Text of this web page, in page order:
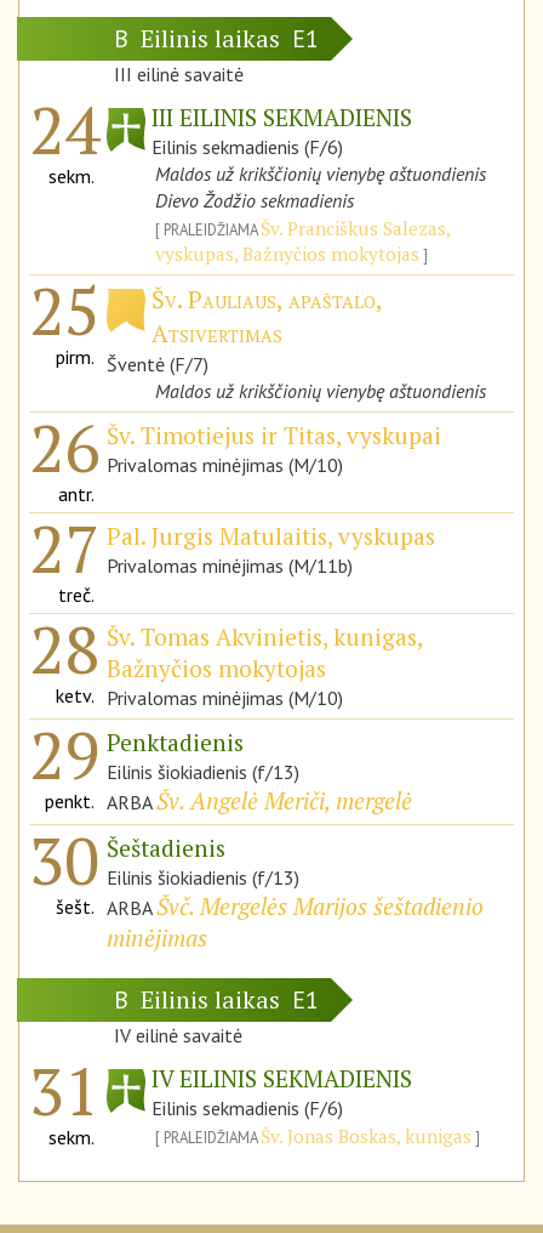
B Eilinis laikas E1
III eilinė savaitė
24
sekm.
III EILINIS SEKMADIENIS
Eilinis sekmadienis (F/6)
Maldos už krikščionių vienybę aštuondienis
Dievo Žodžio sekmadienis
PRALEIDŽIAMAŠv. Pranciškus Salezas,
vyskupas, Bažnyčios mokytojas
25
pirm.
Šv. Pauliaus, apaštalo,
Atsivertimas
Šventė (F/7)
Maldos už krikščionių vienybę aštuondienis
26
antr.
Šv. Timotiejus ir Titas, vyskupai
Privalomas minėjimas (M/10)
27
treč.
Pal. Jurgis Matulaitis, vyskupas
Privalomas minėjimas (M/11b)
28
ketv.
Šv. Tomas Akvinietis, kunigas,
Bažnyčios mokytojas
Privalomas minėjimas (M/10)
29
penkt.
Penktadienis
Eilinis šiokiadienis (f/13)
ARBAŠv. Angelė Meriči, mergelė
30
šešt.
Šeštadienis
Eilinis šiokiadienis (f/13)
ARBAŠvč. Mergelės Marijos šeštadienio
minėjimas
B Eilinis laikas E1
IV eilinė savaitė
31
sekm.
IV EILINIS SEKMADIENIS
Eilinis sekmadienis (F/6)
PRALEIDŽIAMAŠv. Jonas Boskas, kunigas